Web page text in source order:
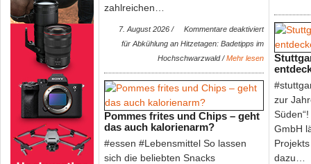
Mitmachaktionen: Am ersten Augustwochenende…
zahlreichen…
7. August 2026 /
Kommentare deaktiviert
für Abkühlung an Hitzetagen: Badetipps im
Hochschwarzwald/Mehr lesen
Pommes frites und Chips – geht
das auch kalorienarm?
#essen #Lebensmittel So lassen
sich die beliebten Snacks
zur
GmbH
dazu…